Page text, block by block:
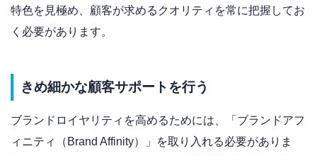
特色を見極め、顧客が求めるクオリティを常に把握してお
く必要があります。
きめ細かな顧客サポートを行う
ブランドロイヤリティを高めるためには、「ブランドアフ
ィニティ（Brand Affinity）」を取り入れる必要がありま